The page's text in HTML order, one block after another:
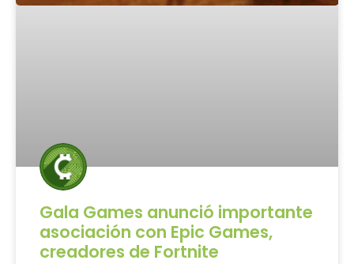
Gala Games anunció importante
asociación con Epic Games,
creadores de Fortnite